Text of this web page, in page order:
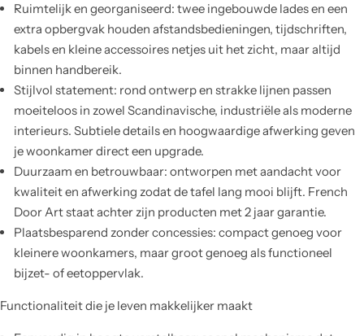
Ruimtelijk en georganiseerd: twee ingebouwde lades en een
extra opbergvak houden afstandsbedieningen, tijdschriften,
kabels en kleine accessoires netjes uit het zicht, maar altijd
binnen handbereik.
Stijlvol statement: rond ontwerp en strakke lijnen passen
moeiteloos in zowel Scandinavische, industriële als moderne
interieurs. Subtiele details en hoogwaardige afwerking geven
je woonkamer direct een upgrade.
Duurzaam en betrouwbaar: ontworpen met aandacht voor
kwaliteit en afwerking zodat de tafel lang mooi blijft. French
Door Art staat achter zijn producten met 2 jaar garantie.
Plaatsbesparend zonder concessies: compact genoeg voor
kleinere woonkamers, maar groot genoeg als functioneel
bijzet- of eetoppervlak.
Functionaliteit die je leven makkelijker maakt